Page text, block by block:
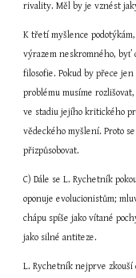
rivality. Měl by je vznést
K třetí myšlence
výrazem neskromného, byť
filosofie. Pokud by přece
problému musíme
ve stadiu jejího kritického
vědeckého myšlení. Proto
přizpůsobovat.
C) Dále se L. Rychetník
oponuje evolucionistům;
chápu spíše jako vítané
jako silné antiteze.
L. Rychetník nejprve